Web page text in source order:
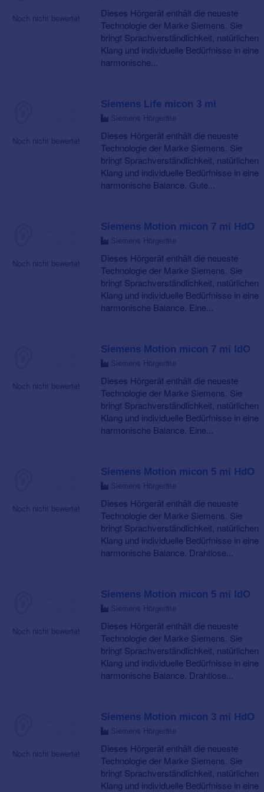
Noch nicht bewertet.
Dieses Hörgerät enthält die neueste
Technologie der Marke Siemens. Sie
bringt Sprachverständlichkeit, natürlichen
Klang und individuelle Bedürfnisse in eine
harmonische...
Noch nicht bewertet.
Siemens Life micon 3 mi
Siemens Hörgeräte
Dieses Hörgerät enthält die neueste
Technologie der Marke Siemens. Sie
bringt Sprachverständlichkeit, natürlichen
Klang und individuelle Bedürfnisse in eine
harmonische Balance. Gute...
Noch nicht bewertet.
Siemens Motion micon 7 mi HdO
Siemens Hörgeräte
Dieses Hörgerät enthält die neueste
Technologie der Marke Siemens. Sie
bringt Sprachverständlichkeit, natürlichen
Klang und individuelle Bedürfnisse in eine
harmonische Balance. Eine...
Noch nicht bewertet.
Siemens Motion micon 7 mi IdO
Siemens Hörgeräte
Dieses Hörgerät enthält die neueste
Technologie der Marke Siemens. Sie
bringt Sprachverständlichkeit, natürlichen
Klang und individuelle Bedürfnisse in eine
harmonische Balance. Eine...
Noch nicht bewertet.
Siemens Motion micon 5 mi HdO
Siemens Hörgeräte
Dieses Hörgerät enthält die neueste
Technologie der Marke Siemens. Sie
bringt Sprachverständlichkeit, natürlichen
Klang und individuelle Bedürfnisse in eine
harmonische Balance. Drahtlose...
Noch nicht bewertet.
Siemens Motion micon 5 mi IdO
Siemens Hörgeräte
Dieses Hörgerät enthält die neueste
Technologie der Marke Siemens. Sie
bringt Sprachverständlichkeit, natürlichen
Klang und individuelle Bedürfnisse in eine
harmonische Balance. Drahtlose...
Noch nicht bewertet.
Siemens Motion micon 3 mi HdO
Siemens Hörgeräte
Dieses Hörgerät enthält die neueste
Technologie der Marke Siemens. Sie
bringt Sprachverständlichkeit, natürlichen
Klang und individuelle Bedürfnisse in eine